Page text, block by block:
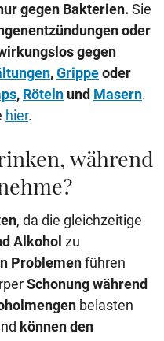
gegen Bakterien. Sie
oder
gegen
,Grippeoder
, Röteln und Masern.
hier.
während
, da die gleichzeitige
Alkohol zu
Problemenführen
Schonung während
belasten
können den